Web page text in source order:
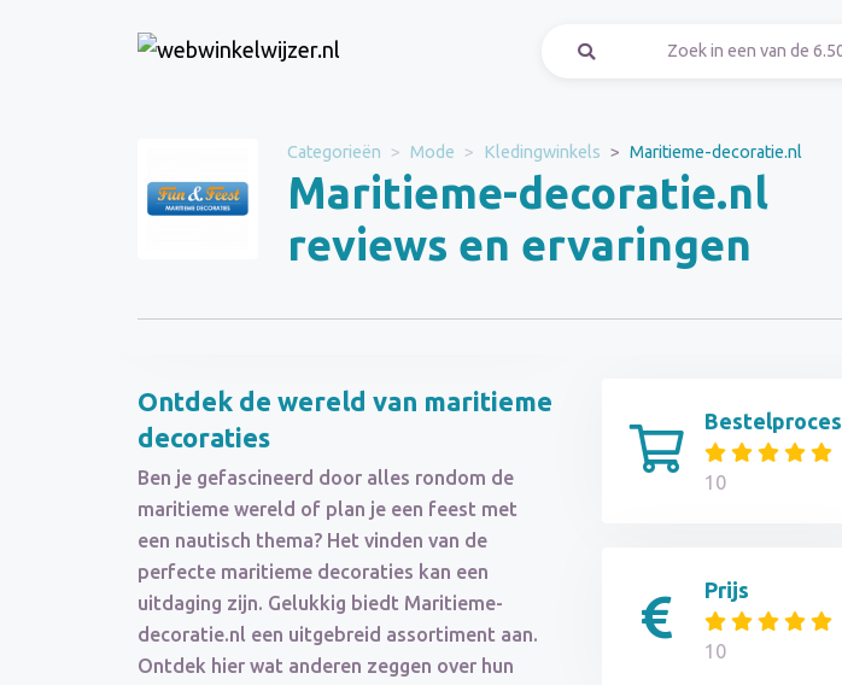
Categorieën Mode Kledingwinkels Maritieme-decoratie.nl
Maritieme-decoratie.nl
reviews en ervaringen
decoratie.nl
Categorie
Ontdek de wereld van maritieme
decoraties
Ben je gefascineerd door alles rondom de
maritieme wereld of plan je een feest met
een nautisch thema? Het vinden van de
perfecte maritieme decoraties kan een
uitdaging zijn. Gelukkig biedt Maritieme-
decoratie.nl een uitgebreid assortiment aan.
Ontdek hier wat anderen zeggen over hun
Bestelproces
10
Prijs
10